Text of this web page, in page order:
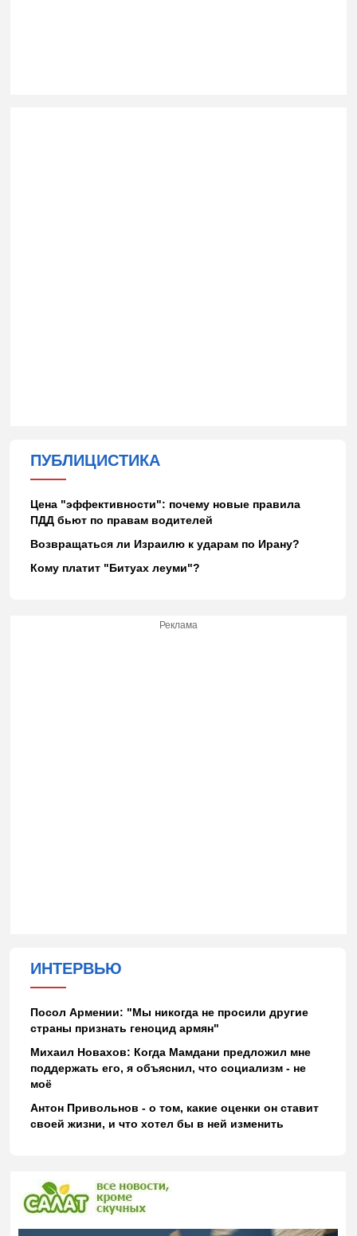
ПУБЛИЦИСТИКА
Цена "эффективности": почему новые правила
ПДД бьют по правам водителей
Возвращаться ли Израилю к ударам по Ирану?
Кому платит "Битуах леуми"?
Реклама
ИНТЕРВЬЮ
Посол Армении: "Мы никогда не просили другие
страны признать геноцид армян"
Михаил Новахов: Когда Мамдани предложил мне
поддержать его, я объяснил, что социализм - не
моё
Антон Привольнов - о том, какие оценки он ставит
своей жизни, и что хотел бы в ней изменить